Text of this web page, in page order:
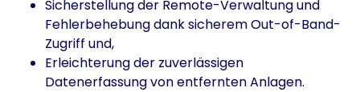
Sicherstellung der Remote-Verwaltung und
Fehlerbehebung dank sicherem Out-of-Band-
Zugriff und,
Erleichterung der zuverlässigen
Datenerfassung von entfernten Anlagen.